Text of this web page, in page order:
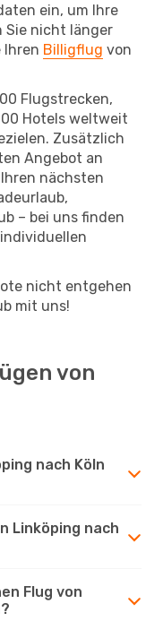
ein, um Ihre
Sie nicht länger
Ihren Billigflug von
Flugstrecken,
Hotels weltweit
Zusätzlich
Angebot an
nächsten
– bei uns finden
nicht entgehen
mit uns!
von
nach Köln
Linköping nach
Flug von